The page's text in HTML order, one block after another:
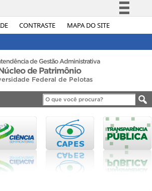
CONTRASTE MAPA DO SITE
Simplifique!
Acesso à informação
Canais
de Gestão Administrativa
de Patrimônio
Federal de Pelotas